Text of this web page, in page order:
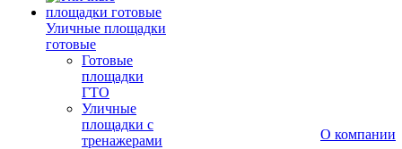
Уличные площадки
готовые
Готовые
площадки
ГТО
Уличные
площадки с
тренажерами
О компании